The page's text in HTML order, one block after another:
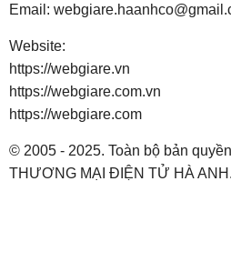
Email:
Website:
https://webgiare.vn
https://webgiare.com.vn
https://webgiare.com
© 2005 - 2025. Toàn bộ bản
THƯƠNG MẠI ĐIỆN TỬ HÀ ANH.